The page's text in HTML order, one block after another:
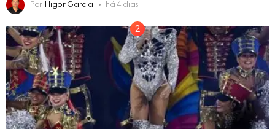
Por Higor Garcia há 4 dias